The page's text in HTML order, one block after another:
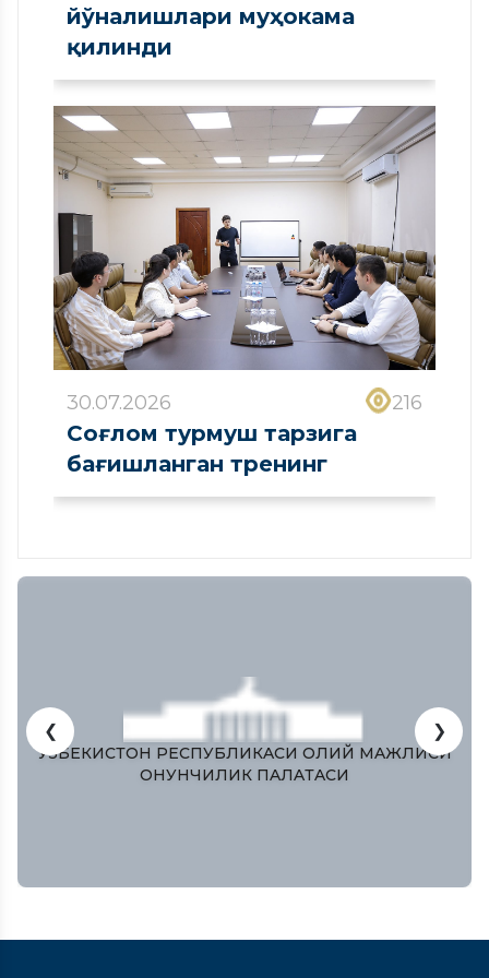
йўналишлари муҳокама
қилинди
30.07.2026 216
Соғлом турмуш тарзига
бағишланган тренинг
ЎЗБЕКИСТОН РЕСПУБЛИКAСИ ОЛИЙ МAЖЛИСИ
ҚОНУНЧИЛИК ПAЛAТAСИ
❮ ❯